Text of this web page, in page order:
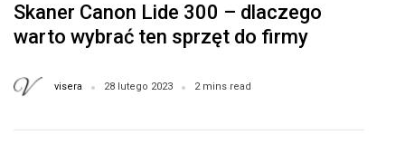
Skaner Canon Lide 300 – dlaczego
warto wybrać ten sprzęt do firmy
visera 28 lutego 2023 2 mins read